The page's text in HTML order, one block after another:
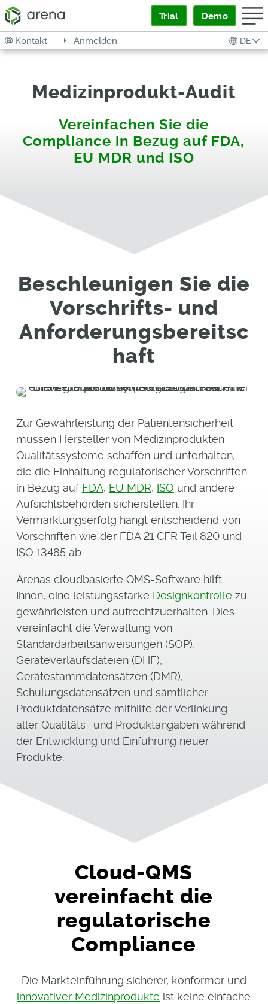
Trial Demo
DE
Anmelden
Kontakt
Medizinprodukt-Audit
Vereinfachen Sie die
Compliance in Bezug auf FDA,
EU MDR und ISO
Beschleunigen Sie die
Vorschrifts- und
Anforderungsbereitsc
haft
Zur Gewährleistung der Patientensicherheit
müssen Hersteller von Medizinprodukten
Qualitätssysteme schaffen und unterhalten,
die die Einhaltung regulatorischer Vorschriften
in Bezug auf FDA, EU MDR, ISO und andere
Aufsichtsbehörden sicherstellen. Ihr
Vermarktungserfolg hängt entscheidend von
Vorschriften wie der FDA 21 CFR Teil 820 und
ISO 13485 ab.
Arenas cloudbasierte QMS-Software hilft
Ihnen, eine leistungsstarke Designkontrolle zu
gewährleisten und aufrechtzuerhalten. Dies
vereinfacht die Verwaltung von
Standardarbeitsanweisungen (SOP),
Geräteverlaufsdateien (DHF),
Gerätestammdatensätzen (DMR),
Schulungsdatensätzen und sämtlicher
Produktdatensätze mithilfe der Verlinkung
aller Qualitäts- und Produktangaben während
der Entwicklung und Einführung neuer
Produkte.
Cloud-QMS
vereinfacht die
regulatorische
Compliance
Die Markteinführung sicherer, konformer und
innovativer Medizinprodukte ist keine einfache